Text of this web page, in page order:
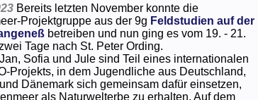
Bereits letzten November konnte die
Projektgruppe aus der 9g Feldstudien auf der
betreiben und nun ging es vom 19. - 21.
Tage nach St. Peter Ording.
Sofia und Jule sind Teil eines internationalen
Projekts, in dem Jugendliche aus Deutschland,
Dänemark sich gemeinsam dafür einsetzen,
als Naturwelterbe zu erhalten. Auf dem